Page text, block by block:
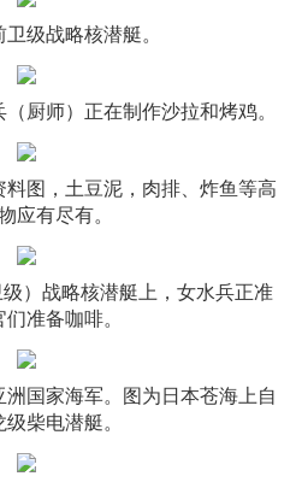
级战略核潜艇。
厨师）正在制作沙拉和烤鸡。
图，土豆泥，肉排、炸鱼等高
应有尽有。
）战略核潜艇上，女水兵正准
准备咖啡。
国家海军。图为日本苍海上自
柴电潜艇。